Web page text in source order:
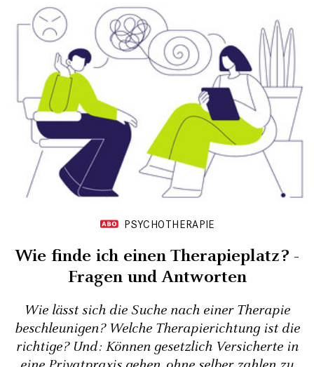
PSYCHOTHERAPIE
Wie finde ich einen Therapieplatz? -
Fragen und Antworten
Wie lässt sich die Suche nach einer Therapie
beschleunigen? Welche Therapierichtung ist die
richtige? Und: Können gesetzlich Versicherte in